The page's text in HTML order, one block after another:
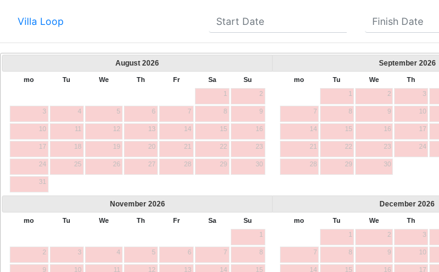
Villa Loop
August 2026
mo Tu We Th Fr Sa
Su
1
2
3 4 5 6 7 8 9
10 11 12 13 14 15 16
17 18 19 20 21 22 23
24 25 26 27 28 29 30
31
September 2026
mo Tu We Th
1
2 3
7 8 9 10
14 15 16 17
21 22 23 24
28 29 30
November 2026
mo Tu We Th Fr Sa
Su
1
2 3 4 5 6 7 8
9 10 11 12 13 14 15
December 2026
mo Tu We Th
1
2 3
7 8 9 10
14 15 16 17